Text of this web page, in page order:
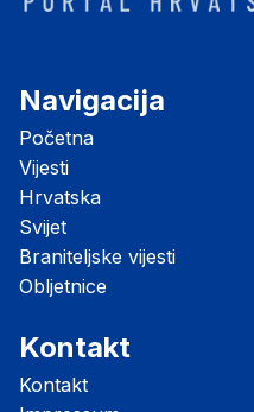
Navigacija
Početna
Vijesti
Hrvatska
Svijet
Braniteljske vijesti
Obljetnice
Kontakt
Kontakt